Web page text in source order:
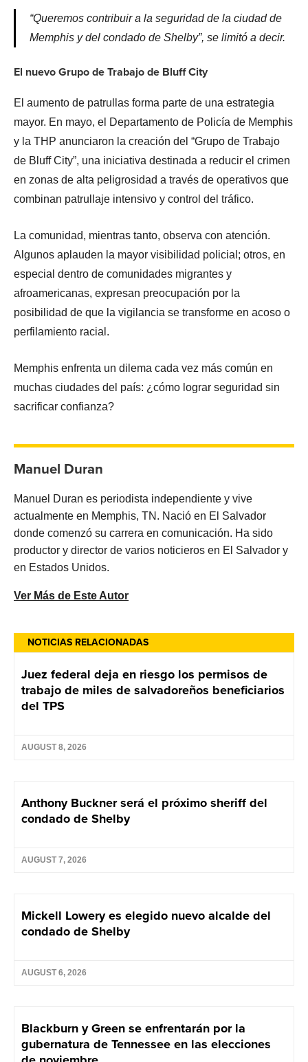
NOTICIAS RELACIONADAS
Juez federal deja en riesgo los permisos de
trabajo de miles de salvadoreños beneficiarios
del TPS
AUGUST 8, 2026
Anthony Buckner será el próximo sheriff del
condado de Shelby
AUGUST 7, 2026
Mickell Lowery es elegido nuevo alcalde del
condado de Shelby
AUGUST 6, 2026
Blackburn y Green se enfrentarán por la
gubernatura de Tennessee en las elecciones
“Queremos contribuir a la seguridad de la ciudad de
Memphis y del condado de Shelby”, se limitó a decir.
El nuevo Grupo de Trabajo de Bluff City
El aumento de patrullas forma parte de una estrategia
mayor. En mayo, el Departamento de Policía de Memphis
y la THP anunciaron la creación del “Grupo de Trabajo
de Bluff City”, una iniciativa destinada a reducir el crimen
en zonas de alta peligrosidad a través de operativos que
combinan patrullaje intensivo y control del tráfico.
La comunidad, mientras tanto, observa con atención.
Algunos aplauden la mayor visibilidad policial; otros, en
especial dentro de comunidades migrantes y
afroamericanas, expresan preocupación por la
posibilidad de que la vigilancia se transforme en acoso o
perfilamiento racial.
Memphis enfrenta un dilema cada vez más común en
muchas ciudades del país: ¿cómo lograr seguridad sin
sacrificar confianza?
Manuel Duran
Manuel Duran es periodista independiente y vive
actualmente en Memphis, TN. Nació en El Salvador
donde comenzó su carrera en comunicación. Ha sido
productor y director de varios noticieros en El Salvador y
en Estados Unidos.
Ver Más de Este Autor